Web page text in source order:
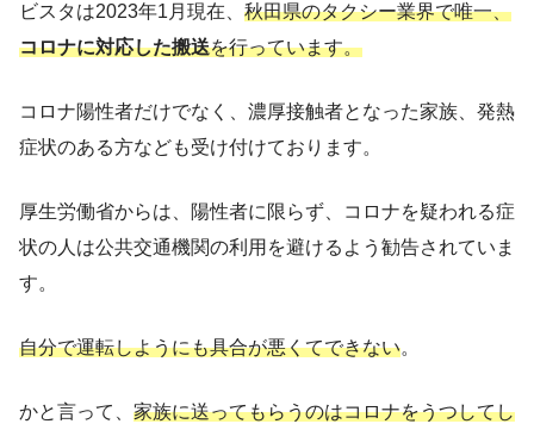
ビスタは2023年1月現在、 秋田県のタクシー業界で唯一、
コロナに対応した搬送を行っています。
コロナ陽性者だけでなく、濃厚接触者となった家族、発熱
症状のある方なども受け付けております。
厚生労働省からは、陽性者に限らず、コロナを疑われる症
状の人は公共交通機関の利用を避けるよう勧告されていま
す。
自分で運転しようにも具合が悪くてできない。
かと言って、 家族に送ってもらうのはコロナをうつしてし